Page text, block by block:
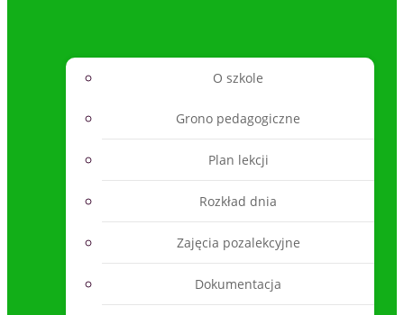
O szkole
Grono pedagogiczne
Plan lekcji
Rozkład dnia
Zajęcia pozalekcyjne
Dokumentacja